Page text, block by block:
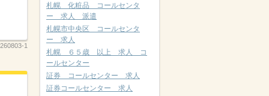
1
札幌 化粧品 コールセンタ
ー 求人 派遣
札幌市中央区 コールセンタ
ー 求人
札幌 ６５歳 以上 求人 コ
ールセンター
証券 コールセンター 求人
証券コールセンター 求人